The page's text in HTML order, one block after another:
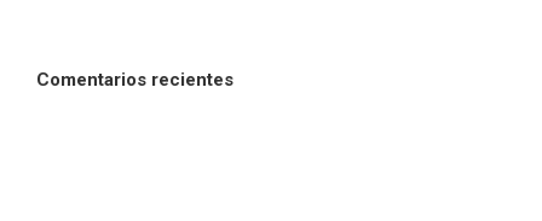
Comentarios recientes